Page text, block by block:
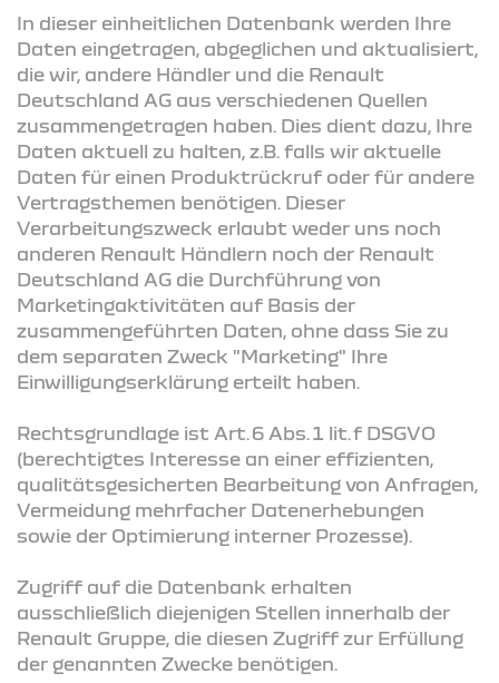
In dieser einheitlichen Datenbank werden Ihre
Daten eingetragen, abgeglichen und aktualisiert,
die wir, andere Händler und die Renault
Deutschland AG aus verschiedenen Quellen
zusammengetragen haben. Dies dient dazu, Ihre
Daten aktuell zu halten, z.B. falls wir aktuelle
Daten für einen Produktrückruf oder für andere
Vertragsthemen benötigen. Dieser
Verarbeitungszweck erlaubt weder uns noch
anderen Renault Händlern noch der Renault
Deutschland AG die Durchführung von
Marketingaktivitäten auf Basis der
zusammengeführten Daten, ohne dass Sie zu
dem separaten Zweck "Marketing" Ihre
Einwilligungserklärung erteilt haben.
Rechtsgrundlage ist Art. 6 Abs. 1 lit. f DSGVO
(berechtigtes Interesse an einer effizienten,
qualitätsgesicherten Bearbeitung von Anfragen,
Vermeidung mehrfacher Datenerhebungen
sowie der Optimierung interner Prozesse).
Zugriff auf die Datenbank erhalten
ausschließlich diejenigen Stellen innerhalb der
Renault Gruppe, die diesen Zugriff zur Erfüllung
der genannten Zwecke benötigen.